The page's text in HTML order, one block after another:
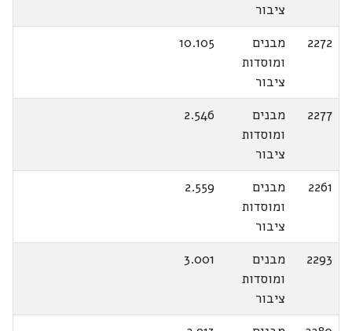
ציבור
2272
מבנים
ומוסדות
ציבור
10.105
2277
מבנים
ומוסדות
ציבור
2.546
2261
מבנים
ומוסדות
ציבור
2.559
2293
מבנים
ומוסדות
ציבור
3.001